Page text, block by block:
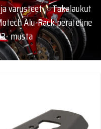
varusteet › Takalaukut
Alu-Rack peräteline
musta